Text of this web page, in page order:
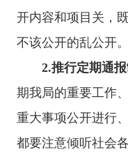
开内容和项目关，
不该公开的乱公开。
2.推行定期通报
期我局的重要工作
重大事项公开进行
都要注意倾听社会